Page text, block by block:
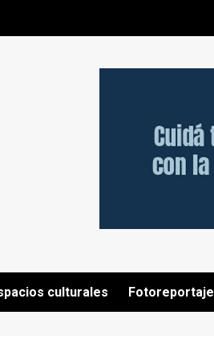
culturales Fotoreportaje